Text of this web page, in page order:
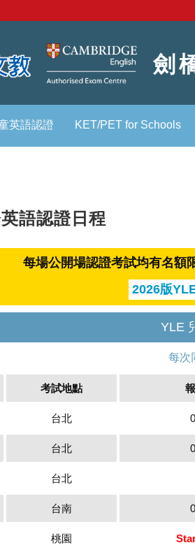
劍
英語認證 KET/PET for Schools
語認證日程
每場公開場認證考試均有名額
2026版
YLE
每次
考試地點
台北
台北
台北
台南
桃園